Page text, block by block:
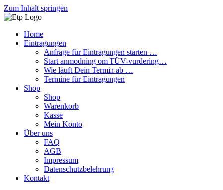
Zum Inhalt springen
Home
Eintragungen
Anfrage für Eintragungen starten …
Start anmodning om TÜV-vurdering…
Wie läuft Dein Termin ab …
Termine für Eintragungen
Shop
Shop
Warenkorb
Kasse
Mein Konto
Über uns
FAQ
AGB
Impressum
Datenschutzbelehrung
Kontakt